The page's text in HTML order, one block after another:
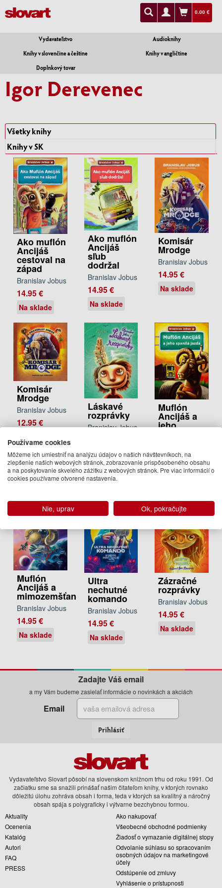
0.00 €
Vydavateľstvo
Audioknihy
Knihy v slovenčine a češtine
Knihy v angličtine
Doplnkový tovar
Igor Derevenec
Všetky knihy
Knihy v SK
Ako muflón
Ancijáš
cestoval na
západ
Branislav Jobus
14.95 €
Na sklade
Ako muflón
Ancijáš
sľub
dodržal
Branislav Jobus
14.95 €
Na sklade
Komisár
Mrodge
Branislav Jobus
14.95 €
Na sklade
Komisár
Mrodge
Branislav Jobus
12.95 €
Láskavé
rozprávky
Branislav Jobus
Na sklade
Muflón
Ancijáš a
jeho
Branislav Jobus
14.95 €
Muflón
Ancijáš a
mimozemšťan
Branislav Jobus
14.95 €
Na sklade
Ultra
nechutné
komando
Branislav Jobus
14.95 €
Na sklade
Zázračné
rozprávky
Branislav Jobus
14.95 €
Na sklade
Zadajte Váš email
a my Vám budeme zasielať informácie o novinkách a akciách
Email
Prihlásiť
Vydavateľstvo Slovart pôsobí na slovenskom knižnom trhu od roku 1991. Od
začiatku sme sa snažili prinášať našim čitateľom knihy, v ktorých rovnako
dôležitú úlohu zohráva obsah i forma, teda v ktorých sa kvalitný a náročný
obsah spája s polygraficky i výtvarne bezchybnou formou.
Aktuality
Ocenenia
Katalóg
Autori
FAQ
PRESS
Ako nakupovať
Všeobecné obchodné podmienky
Žiadosť o vymazanie digitálnej stopy
Odvolanie súhlasu so spracovaním
osobných údajov na marketingové
účely
Odstúpenie od zmluvy
Vyhlásenie o prístupnosti
Používame cookies
Môžeme ich umiestniť na analýzu údajov o našich návštevníkoch, na
zlepšenie našich webových stránok, zobrazovanie prispôsobeného obsahu
a na poskytovanie skvelého zážitku z webových stránok. Pre viac informácií o
cookies používame otvorené nastavenia.
Nie, uprav Ok, pokračujte